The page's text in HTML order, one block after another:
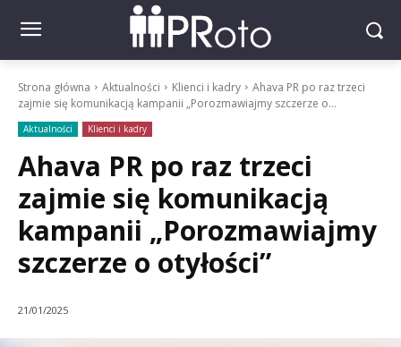
Strona główna Aktualności Klienci i kadry
Ahava PR po raz trzeci
zajmie się komunikacją kampanii „Porozmawiajmy szczerze o...
Aktualności Klienci i kadry
Ahava PR po raz trzeci
zajmie się komunikacją
kampanii „Porozmawiajmy
szczerze o otyłości”
21/01/2025